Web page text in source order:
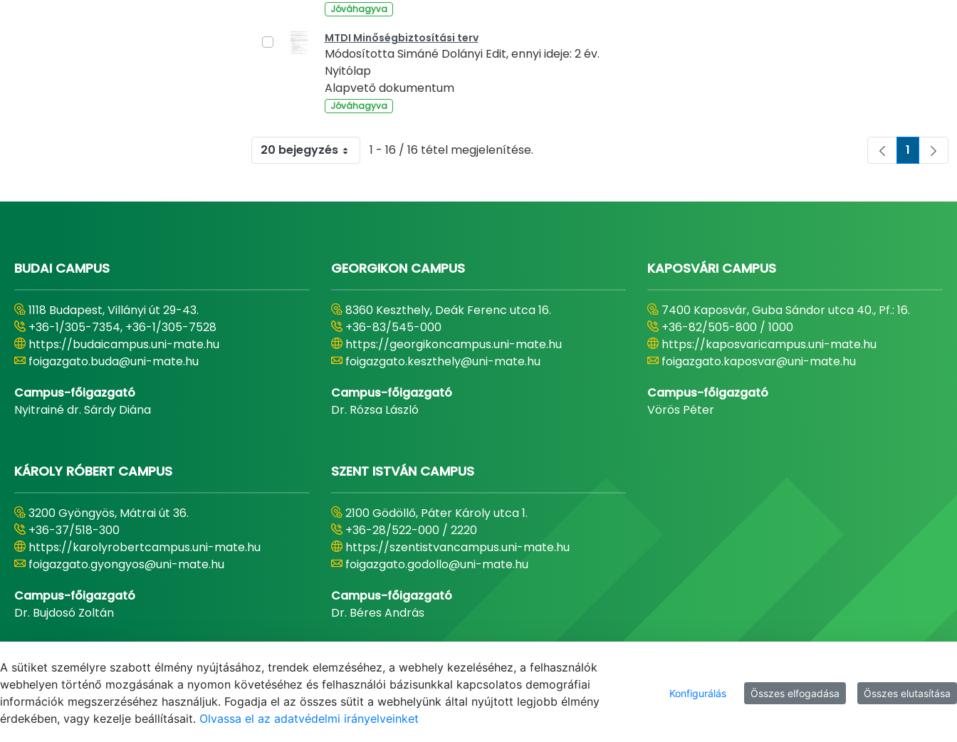
Jóváhagyva
MTDI Minőségbiztosítási terv
Módosította Simáné Dolányi Edit, ennyi ideje: 2 év.
Nyitólap
Alapvető dokumentum
Jóváhagyva
20 bejegyzés 1 - 16 / 16 tétel megjelenítése. Oldal
1
BUDAI CAMPUS
1118 Budapest, Villányi út 29-43.
+36-1/305-7354, +36-1/305-7528
https://budaicampus.uni-mate.hu
foigazgato.buda@uni-mate.hu
Campus-főigazgató
Nyitrainé dr. Sárdy Diána
GEORGIKON CAMPUS
8360 Keszthely, Deák Ferenc utca 16.
+36-83/545-000
https://georgikoncampus.uni-mate.hu
foigazgato.keszthely@uni-mate.hu
Campus-főigazgató
Dr. Rózsa László
KAPOSVÁRI CAMPUS
7400 Kaposvár, Guba Sándor utca 40., Pf.: 16.
+36-82/505-800 / 1000
https://kaposvaricampus.uni-mate.hu
foigazgato.kaposvar@uni-mate.hu
Campus-főigazgató
Vörös Péter
KÁROLY RÓBERT CAMPUS
3200 Gyöngyös, Mátrai út 36.
+36-37/518-300
https://karolyrobertcampus.uni-mate.hu
foigazgato.gyongyos@uni-mate.hu
Campus-főigazgató
Dr. Bujdosó Zoltán
SZENT ISTVÁN CAMPUS
2100 Gödöllő, Páter Károly utca 1.
+36-28/522-000 / 2220
https://szentistvancampus.uni-mate.hu
foigazgato.godollo@uni-mate.hu
Campus-főigazgató
Dr. Béres András
E-mail Telefonkönyv
A sütiket személyre szabott élmény nyújtásához, trendek elemzéséhez, a webhely kezeléséhez, a felhasználók
webhelyen történő mozgásának a nyomon követéséhez és felhasználói bázisunkkal kapcsolatos demográfiai
információk megszerzéséhez használjuk. Fogadja el az összes sütit a webhelyünk által nyújtott legjobb élmény
érdekében, vagy kezelje beállításait. Olvassa el az adatvédelmi irányelveinket
Konfigurálás Összes elfogadása Összes elutasítása